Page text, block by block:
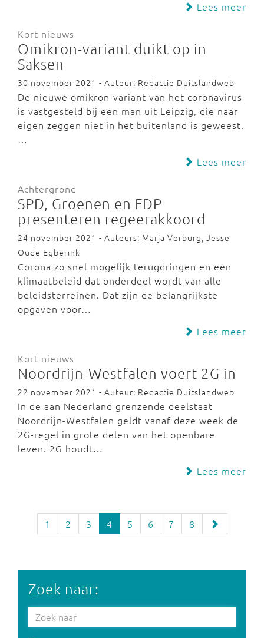
Lees meer
Kort nieuws
Omikron-variant duikt op in
Saksen
30 november 2021 - Auteur: Redactie Duitslandweb
De nieuwe omikron-variant van het coronavirus
is vastgesteld bij een man uit Leipzig, die naar
eigen zeggen niet in het buitenland is geweest.
…
Lees meer
Achtergrond
SPD, Groenen en FDP
presenteren regeerakkoord
24 november 2021 - Auteurs: Marja Verburg, Jesse
Oude Egberink
Corona zo snel mogelijk terugdringen en een
klimaatbeleid dat onderdeel wordt van alle
beleidsterreinen. Dat zijn de belangrijkste
opgaven voor…
Lees meer
Kort nieuws
Noordrijn-Westfalen voert 2G in
22 november 2021 - Auteur: Redactie Duitslandweb
In de aan Nederland grenzende deelstaat
Noordrijn-Westfalen geldt vanaf deze week de
2G-regel in grote delen van het openbare
leven. 2G houdt…
Lees meer
1 2 3 4 5 6 7 8
Zoek naar: